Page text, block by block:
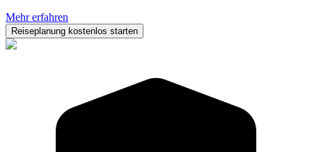
Mehr erfahren
Reiseplanung kostenlos starten